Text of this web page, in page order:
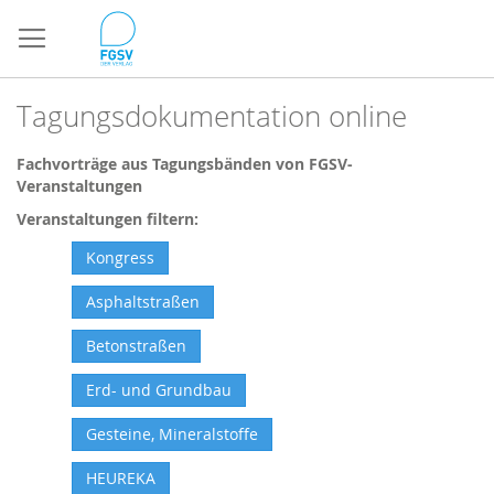
zum
Inhalt
Tagungsdokumentation online
Fachvorträge aus Tagungsbänden von FGSV-
Veranstaltungen
Veranstaltungen filtern:
Kongress
Asphaltstraßen
Betonstraßen
Erd- und Grundbau
Gesteine, Mineralstoffe
HEUREKA